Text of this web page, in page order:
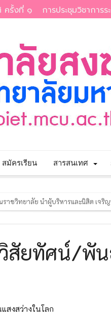
ครั้งที่ ๑ การประชุมวิชาการ
สมัครเรียน สารสนเทศ
งานการวิจัยแห่งชาติ” ประจำปีงบปร
าลัยมหาจุฬาลงกรณราชวิทยาลัย เรื่
ลัยมหาจุฬาลงกรณราชวิทยาลัย เรื่อ
ยทัศน์/พัน
สงสว่างในโลก